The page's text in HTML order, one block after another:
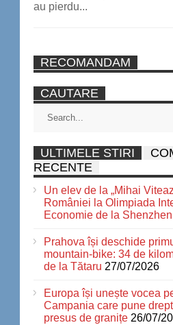
au pierdu...
RECOMANDAM
CAUTARE
ULTIMELE STIRI
RECENTE
Un elev de la „Mihai
României la Olimpiada
Economie de la Shenzhen
Prahova își deschide
mountain-bike: 34 de
de la Tătaru 27/07/2026
Europa își unește vocea
Campania care pune
presus de granițe 26/07/